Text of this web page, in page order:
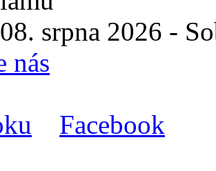
08. srpna 2026 -
Facebook